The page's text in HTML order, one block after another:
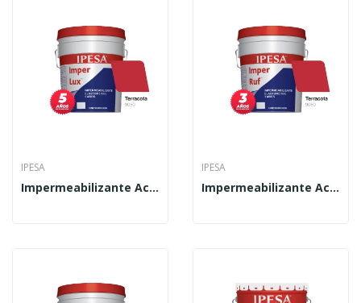
IPESA
Impermeabilizante Acrílico Imper Lux 19 L
IPESA
Impermeabilizante Acrílico Imper Ruf 19 L